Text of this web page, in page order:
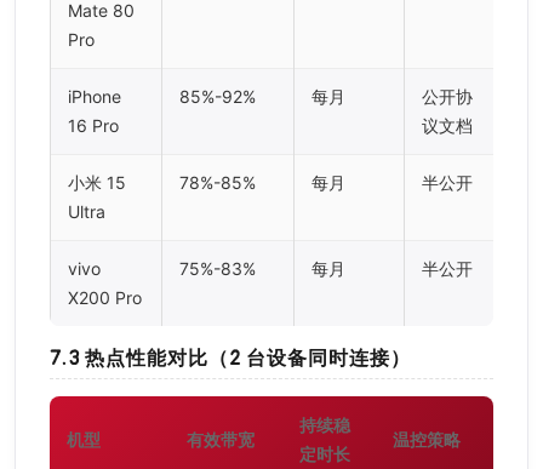
Mate 80
Pro
iPhone
16 Pro
85%-92% 每月
公开协
议文档
小米 15
Ultra
78%-85% 每月 半公开
vivo
X200 Pro
75%-83% 每月 半公开
7.3 热点性能对比（2 台设备同时连接）
机型 有效带宽
持续稳
定时长
温控策略